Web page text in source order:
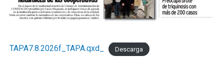
TAPA7.8.2026f_TAPA.qxd_ Descarga